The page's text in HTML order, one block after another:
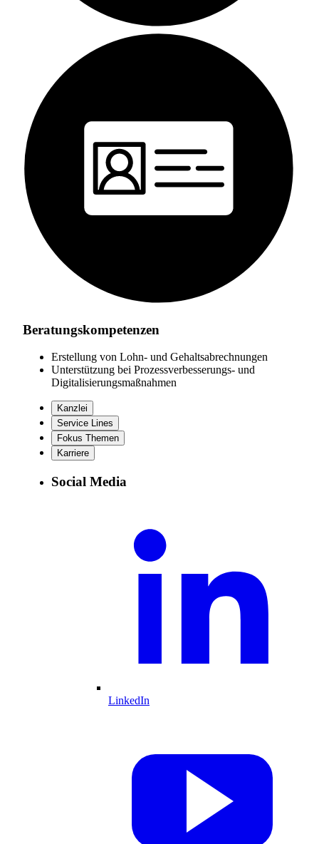
Beratungskompetenzen
Erstellung von Lohn- und Gehaltsabrechnungen
Unterstützung bei Prozessverbesserungs- und
Digitalisierungsmaßnahmen
Kanzlei
Service Lines
Fokus Themen
Karriere
Social Media
LinkedIn